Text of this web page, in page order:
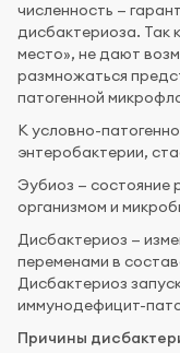
численность —
дисбактериоза. Так
место», не дают
размножаться
патогенной
К условно-
энтеробактерии,
Эубиоз — состояние
организмом и
Дисбактериоз —
переменами в
Дисбактериоз
иммунодефицит-
Причины